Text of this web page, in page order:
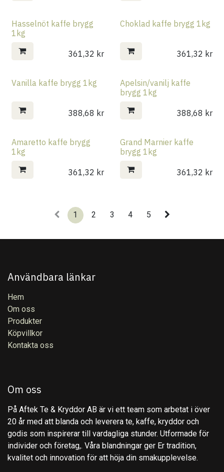
Hasselnöt kaffe brygg
1kg
361,32 kr
Choklad kaffe brygg 1kg
361,32 kr
Vanilla kaffe brygg 1kg
388,68 kr
Apelsin/vanilj kaffe
brygg 1kg
388,68 kr
Amaretto kaffe brygg
1kg
361,32 kr
Grand Marnier kaffe
brygg 1kg
361,32 kr
1 2 3 4 5
Användbara länkar
Hem
Om oss
Produkter
Köpvillkor
Kontakta oss
Om oss
På Aftek Te & Kryddor AB är vi ett team som arbetat i över
20 år med att blanda och leverera te, kaffe, kryddor och
godis som inspirerar till vardagliga stunder. Utformade för
individer och företag,. Våra blandningar ger Er tradition,
kvalitet och innovation för att höja din smakupplevelse.